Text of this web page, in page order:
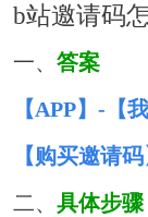
b站邀请码
一、答案
【APP】-【
【购买邀请
二、具体步骤